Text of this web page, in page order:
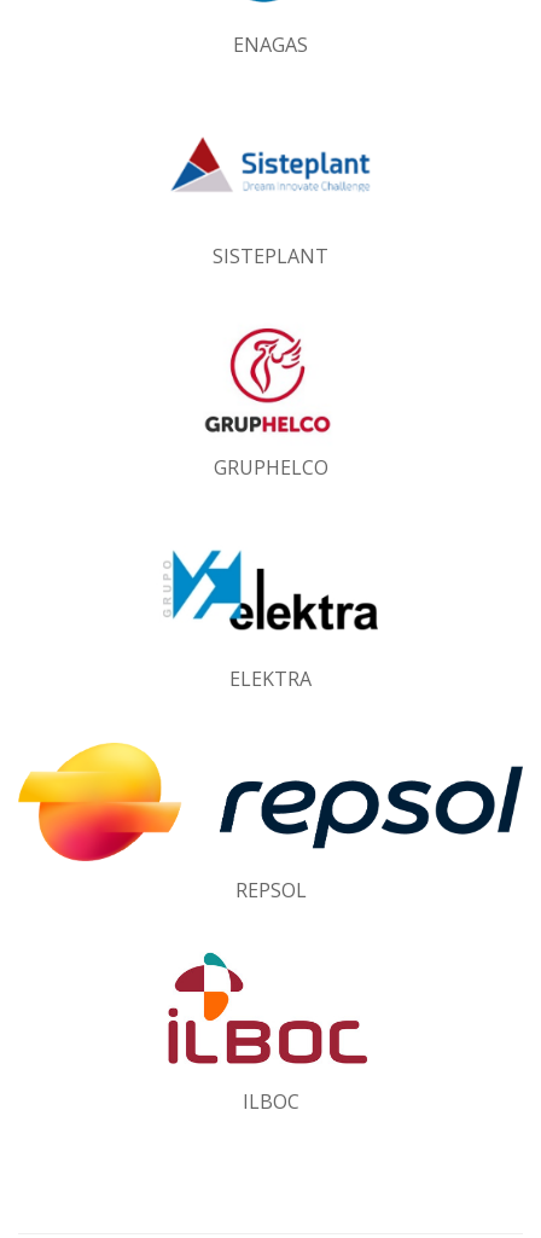
ENAGAS
SISTEPLANT
GRUPHELCO
ELEKTRA
REPSOL
ILBOC